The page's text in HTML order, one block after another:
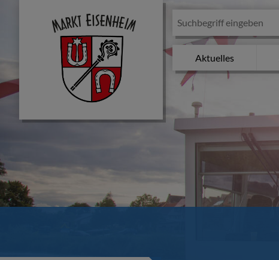
Aktuelles